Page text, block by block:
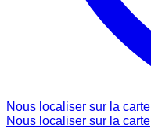
Nous localiser sur la carte
Nous localiser sur la carte